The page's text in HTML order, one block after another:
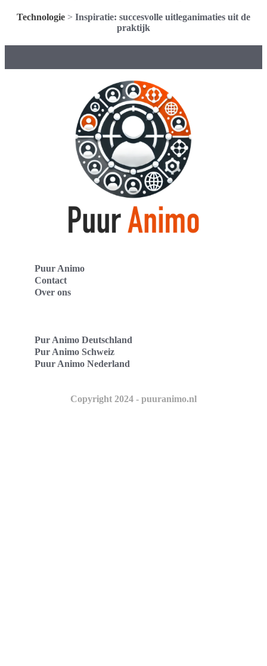
Technologie > Inspiratie: succesvolle uitleganimaties uit de
praktijk
Puur Animo
Contact
Over ons
Pur Animo Deutschland
Pur Animo Schweiz
Puur Animo Nederland
Copyright 2024 - puuranimo.nl